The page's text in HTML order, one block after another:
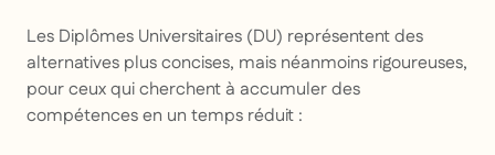
Les Diplômes Universitaires (DU) représentent des
alternatives plus concises, mais néanmoins rigoureuses,
pour ceux qui cherchent à accumuler des
compétences en un temps réduit :